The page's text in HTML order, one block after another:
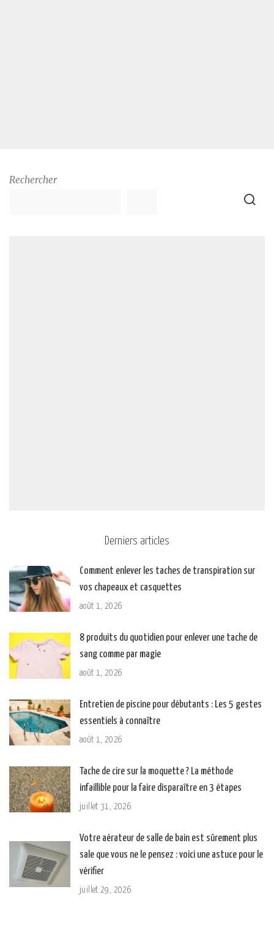
Rechercher
Derniers articles
Comment enlever les taches de transpiration sur
vos chapeaux et casquettes
août 1, 2026
8 produits du quotidien pour enlever une tache de
sang comme par magie
août 1, 2026
Entretien de piscine pour débutants : Les 5 gestes
essentiels à connaître
août 1, 2026
Tache de cire sur la moquette ? La méthode
infaillible pour la faire disparaître en 3 étapes
juillet 31, 2026
Votre aérateur de salle de bain est sûrement plus
sale que vous ne le pensez : voici une astuce pour le
vérifier
juillet 29, 2026